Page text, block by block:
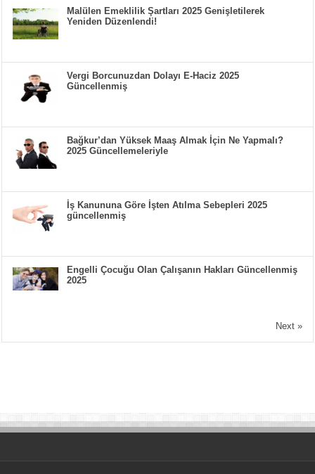
Malülen Emeklilik Şartları 2025 Genişletilerek
Yeniden Düzenlendi!
Vergi Borcunuzdan Dolayı E-Haciz 2025
Güncellenmiş
Bağkur’dan Yüksek Maaş Almak İçin Ne Yapmalı?
2025 Güncellemeleriyle
İş Kanununa Göre İşten Atılma Sebepleri 2025
güncellenmiş
Engelli Çocuğu Olan Çalışanın Hakları Güncellenmiş
2025
Next »